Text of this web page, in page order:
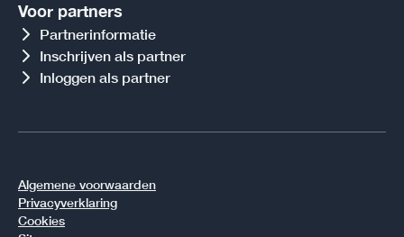
Voor partners
Partnerinformatie
Inschrijven als partner
Inloggen als partner
Algemene voorwaarden
Privacyverklaring
Cookies